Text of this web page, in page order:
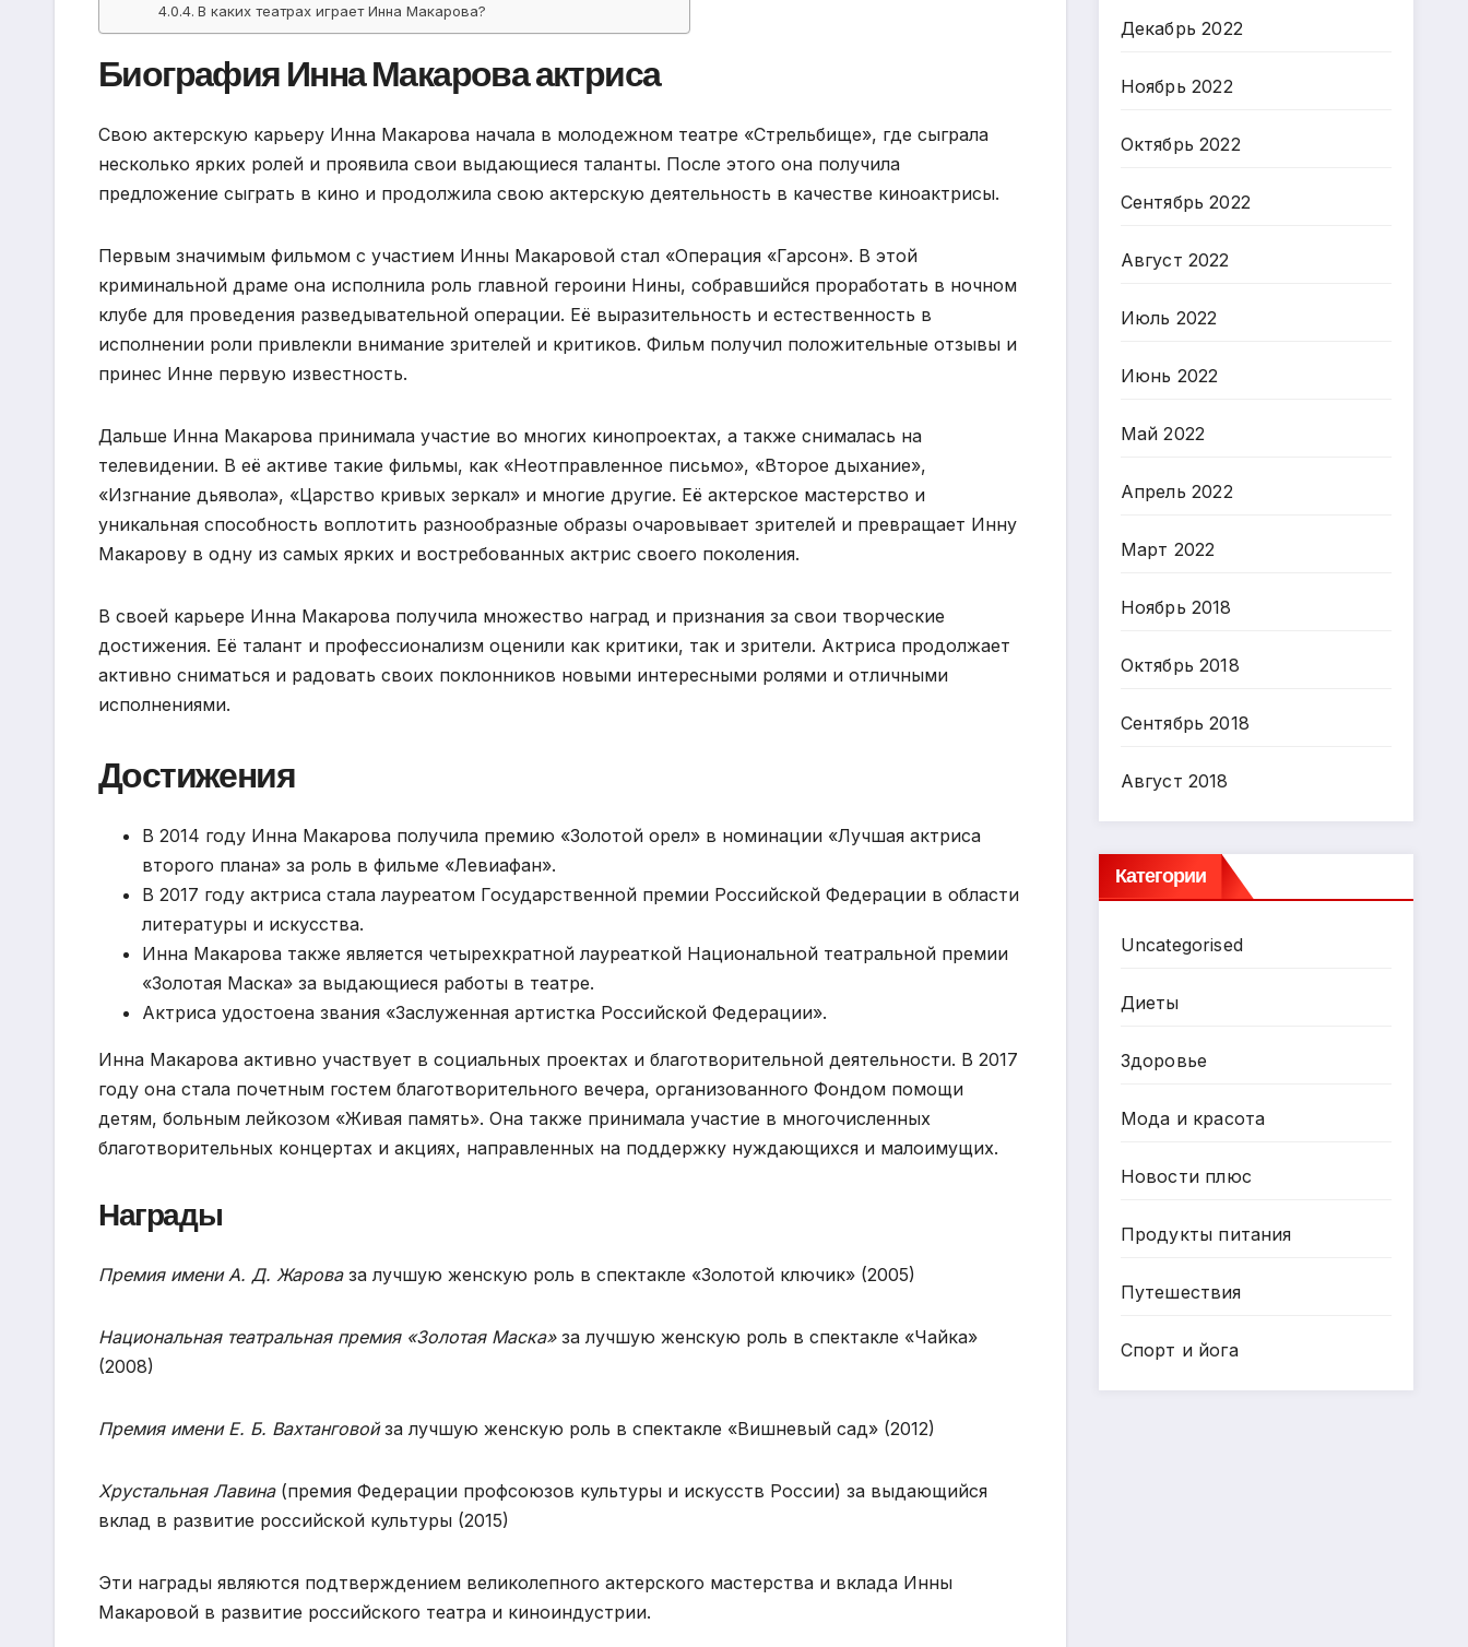
В каких театрах играет Инна Макарова?
Биография Инна Макарова актриса
Свою актерскую карьеру Инна Макарова начала в молодежном театре «Стрельбище», где сыграла
несколько ярких ролей и проявила свои выдающиеся таланты. После этого она получила
предложение сыграть в кино и продолжила свою актерскую деятельность в качестве киноактрисы.
Первым значимым фильмом с участием Инны Макаровой стал «Операция «Гарсон». В этой
криминальной драме она исполнила роль главной героини Нины, собравшийся проработать в ночном
клубе для проведения разведывательной операции. Её выразительность и естественность в
исполнении роли привлекли внимание зрителей и критиков. Фильм получил положительные отзывы и
принес Инне первую известность.
Дальше Инна Макарова принимала участие во многих кинопроектах, а также снималась на
телевидении. В её активе такие фильмы, как «Неотправленное письмо», «Второе дыхание»,
«Изгнание дьявола», «Царство кривых зеркал» и многие другие. Её актерское мастерство и
уникальная способность воплотить разнообразные образы очаровывает зрителей и превращает Инну
Макарову в одну из самых ярких и востребованных актрис своего поколения.
В своей карьере Инна Макарова получила множество наград и признания за свои творческие
достижения. Её талант и профессионализм оценили как критики, так и зрители. Актриса продолжает
активно сниматься и радовать своих поклонников новыми интересными ролями и отличными
исполнениями.
Достижения
В 2014 году Инна Макарова получила премию «Золотой орел» в номинации «Лучшая актриса
второго плана» за роль в фильме «Левиафан».
В 2017 году актриса стала лауреатом Государственной премии Российской Федерации в области
литературы и искусства.
Инна Макарова также является четырехкратной лауреаткой Национальной театральной премии
«Золотая Маска» за выдающиеся работы в театре.
Актриса удостоена звания «Заслуженная артистка Российской Федерации».
Инна Макарова активно участвует в социальных проектах и благотворительной деятельности. В 2017
году она стала почетным гостем благотворительного вечера, организованного Фондом помощи
детям, больным лейкозом «Живая память». Она также принимала участие в многочисленных
благотворительных концертах и акциях, направленных на поддержку нуждающихся и малоимущих.
Награды
Премия имени А. Д. Жароваза лучшую женскую роль в спектакле «Золотой ключик» (2005)
Национальная театральная премия «Золотая Маска»за лучшую женскую роль в спектакле «Чайка»
(2008)
Премия имени Е. Б. Вахтанговойза лучшую женскую роль в спектакле «Вишневый сад» (2012)
Хрустальная Лавина(премия Федерации профсоюзов культуры и искусств России) за выдающийся
вклад в развитие российской культуры (2015)
Эти награды являются подтверждением великолепного актерского мастерства и вклада Инны
Макаровой в развитие российского театра и киноиндустрии.
Декабрь 2022
Ноябрь 2022
Октябрь 2022
Сентябрь 2022
Август 2022
Июль 2022
Июнь 2022
Май 2022
Апрель 2022
Март 2022
Ноябрь 2018
Октябрь 2018
Сентябрь 2018
Август 2018
Категории
Uncategorised
Диеты
Здоровье
Мода и красота
Новости плюс
Продукты питания
Путешествия
Спорт и йога